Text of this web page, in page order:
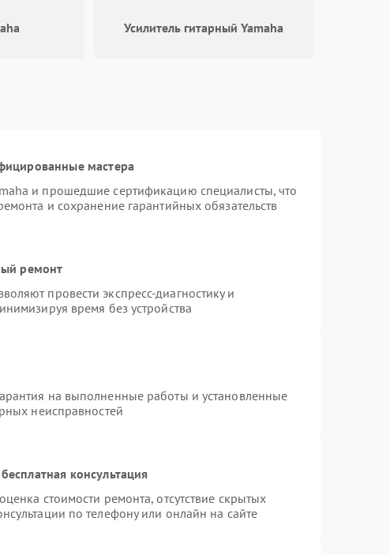
Усилитель гитарный Yamaha
мастера
и прошедшие сертификацию специалисты, что
и сохранение гарантийных обязательств
ремонт
провести экспресс-диагностику и
время без устройства
на выполненные работы и установленные
неисправностей
консультация
стоимости ремонта, отсутствие скрытых
по телефону или онлайн на сайте